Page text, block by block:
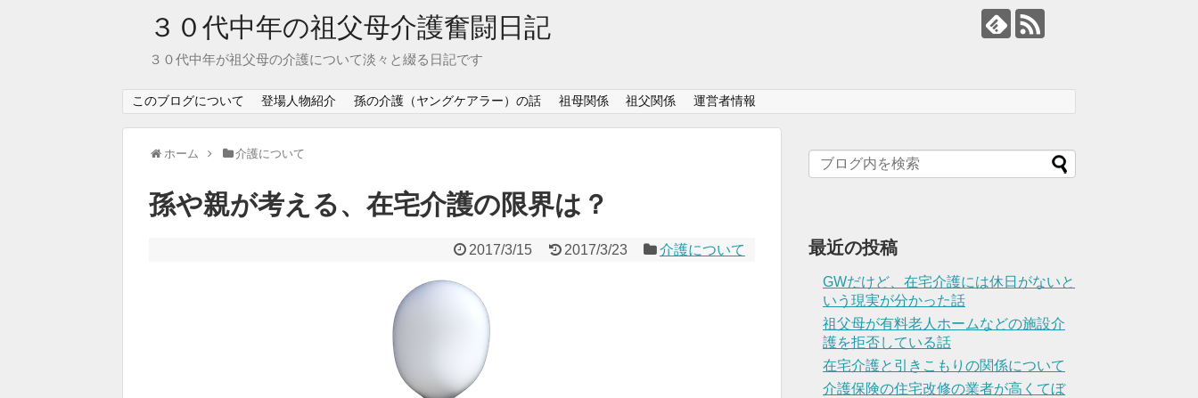
３０代中年の祖父母介護奮闘日記
３０代中年が祖父母の介護について淡々と綴る日記です
このブログについて 登場人物紹介 孫の介護（ヤングケアラー）の話 祖母関係 祖父関係 運営者情報
ホーム 介護について
孫や親が考える、在宅介護の限界は？
2017/3/15 2017/3/23 介護について 最近の投稿
GWだけど、在宅介護には休日がないと
いう現実が分かった話
祖父母が有料老人ホームなどの施設介
護を拒否している話
在宅介護と引きこもりの関係について
介護保険の住宅改修の業者が高くてぼ